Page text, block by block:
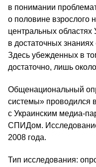
в понимании
о половине взрослого
центральных областях
в достаточных
Здесь убежденных в
достаточно, лишь
Общенациональный
системы» проводился
с Украинским медиа-
СПИДом.
2008 года.
Тип исследования: